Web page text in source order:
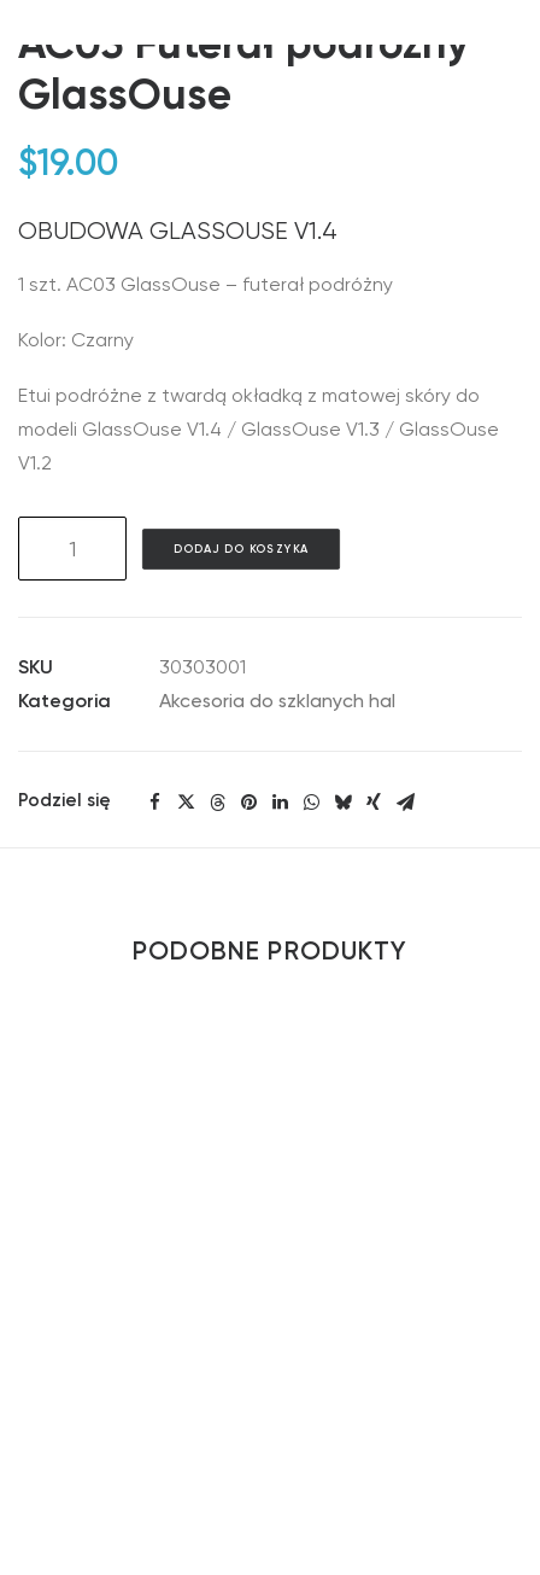
AC03 Futerał podróżny
GlassOuse
$19.00
OBUDOWA GLASSOUSE V1.4
1 szt. AC03 GlassOuse – futerał podróżny
Kolor: Czarny
Etui podróżne z twardą okładką z matowej skóry do
modeli GlassOuse V1.4 / GlassOuse V1.3 / GlassOuse
V1.2
Case
DODAJ DO KOSZYKA
SKU
30303001
Kategoria
Akcesoria do szklanych hal
Podziel się
PODOBNE PRODUKTY